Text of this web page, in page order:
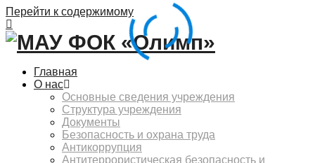
Перейти к содержимому
Главная
О нас
Основные сведения учреждения
Структура учреждения
Документы
Безопасность и охрана труда
Антикоррупция
Антитеррористическая безопасность и